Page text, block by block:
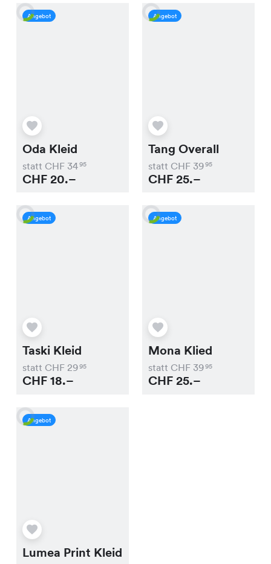
Angebot
Oda Kleid
statt CHF 3495
CHF20.–
Angebot
Tang Overall
statt CHF 3995
CHF25.–
Angebot
Taski Kleid
statt CHF 2995
CHF18.–
Angebot
Mona Klied
statt CHF 3995
CHF25.–
Angebot
Lumea Print Kleid